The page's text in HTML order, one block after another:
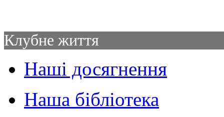
Клубне життя
Наші досягнення
Наша бібліотека